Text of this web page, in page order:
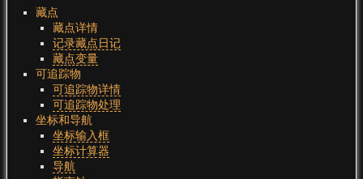
藏点
藏点详情
记录藏点日记
藏点变量
可追踪物
可追踪物详情
可追踪物处理
坐标和导航
坐标输入框
坐标计算器
导航